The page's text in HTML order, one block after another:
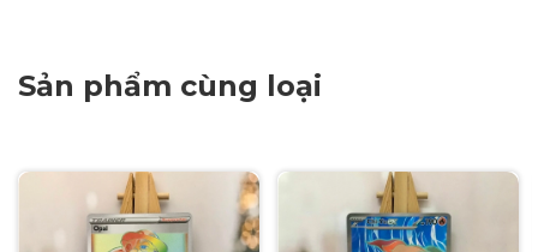
Sản phẩm cùng loại